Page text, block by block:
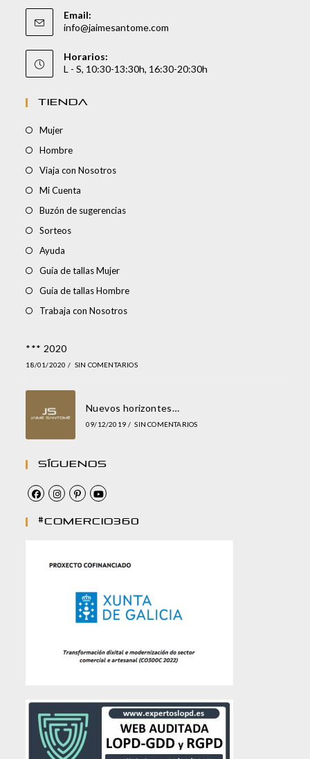
Email:
info@jaimesantome.com
Horarios:
L - S, 10:30-13:30h, 16:30-20:30h
TIENDA
Mujer
Hombre
Viaja con Nosotros
Mi Cuenta
Buzón de sugerencias
Sorteos
Ayuda
Guía de tallas Mujer
Guía de tallas Hombre
Trabaja con Nosotros
*** 2020
18/01/2020 / SIN COMENTARIOS
Nuevos horizontes…
09/12/2019 / SIN COMENTARIOS
Síguenos
#comercio360